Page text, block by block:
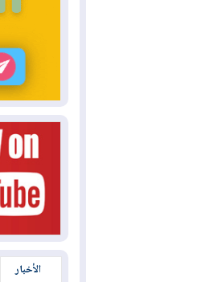
الأخبار